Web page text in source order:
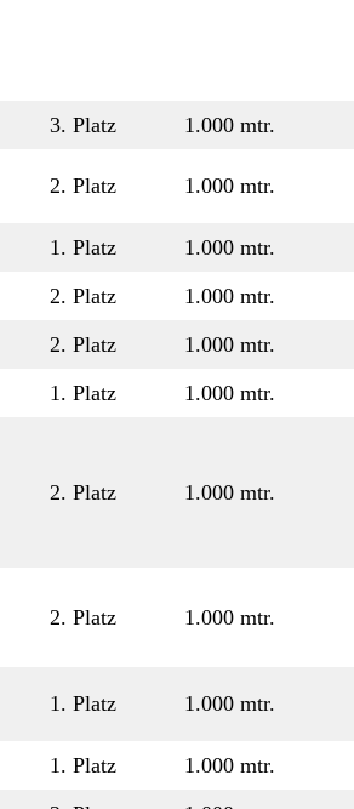
3. Platz 1.000 mtr.
2. Platz 1.000 mtr.
1. Platz 1.000 mtr.
2. Platz 1.000 mtr.
2. Platz 1.000 mtr.
1. Platz 1.000 mtr.
2. Platz 1.000 mtr.
2. Platz 1.000 mtr.
1. Platz 1.000 mtr.
1. Platz 1.000 mtr.